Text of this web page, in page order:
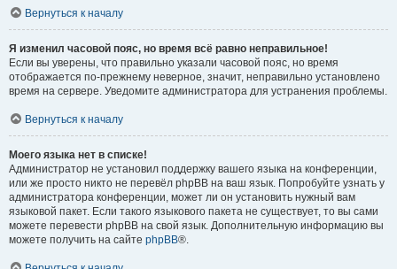
Вернуться к началу
Я изменил часовой пояс, но время всё равно неправильное!
Если вы уверены, что правильно указали часовой пояс, но время
отображается по-прежнему неверное, значит, неправильно установлено
время на сервере. Уведомите администратора для устранения проблемы.
Вернуться к началу
Моего языка нет в списке!
Администратор не установил поддержку вашего языка на конференции,
или же просто никто не перевёл phpBB на ваш язык. Попробуйте узнать у
администратора конференции, может ли он установить нужный вам
языковой пакет. Если такого языкового пакета не существует, то вы сами
можете перевести phpBB на свой язык. Дополнительную информацию вы
можете получить на сайте phpBB®.